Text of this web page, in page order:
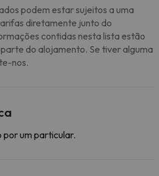
podem estar sujeitos a uma
diretamente junto do
contidas nesta lista estão
do alojamento. Se tiver alguma
nos.
um particular.